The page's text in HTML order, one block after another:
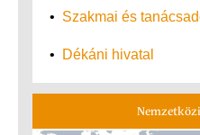
• Szakmai és
• Dékáni hivatal